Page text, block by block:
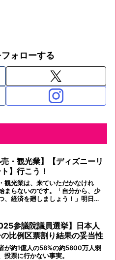
ォローする
売・観光業】【ディズニーリ
】行こう！
観光業は、来ていただかなけれ
まらないのです。「自分から、少
、経済を廻しましょう！」明日
参議院議員選挙】日本人
比例区票割り結果の妥当性
が約1億人の58%の約5800万人弱
投票に行かない事実。